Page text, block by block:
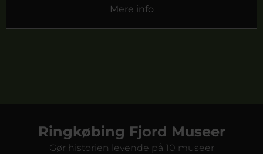
Mere info
Ringkøbing Fjord Museer
Gør historien levende på 10 museer